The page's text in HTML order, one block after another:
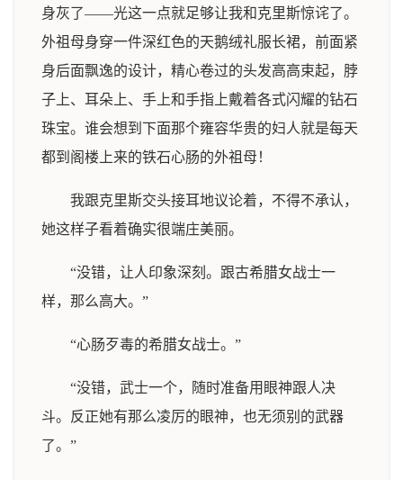
身灰了——光这一点就足够让我和克里斯惊诧了。
外祖母身穿一件深红色的天鹅绒礼服长裙，前面紧
身后面飘逸的设计，精心卷过的头发高高束起，脖
子上、耳朵上、手上和手指上戴着各式闪耀的钻石
珠宝。谁会想到下面那个雍容华贵的妇人就是每天
都到阁楼上来的铁石心肠的外祖母！
我跟克里斯交头接耳地议论着，不得不承认，
她这样子看着确实很端庄美丽。
“没错，让人印象深刻。跟古希腊女战士一
样，那么高大。”
“心肠歹毒的希腊女战士。”
“没错，武士一个，随时准备用眼神跟人决
斗。反正她有那么凌厉的眼神，也无须别的武器
了。”